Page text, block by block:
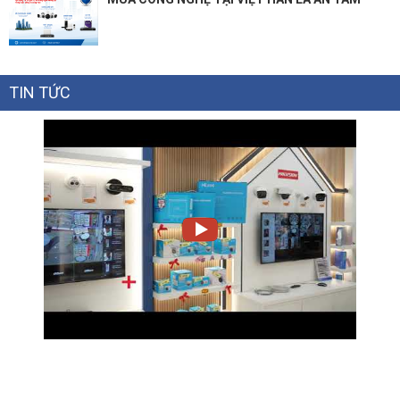
giá thành rẻ.
Vì sao phải sử dụng máy hủy tài liệu?
TIN TỨC